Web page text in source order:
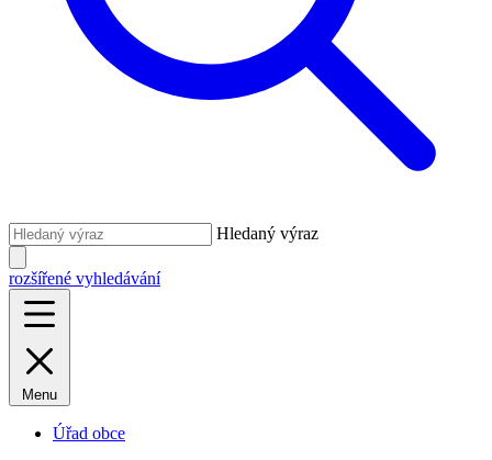
Hledaný výraz
rozšířené vyhledávání
Menu
Úřad obce